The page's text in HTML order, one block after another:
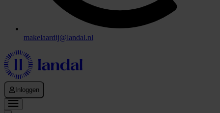
makelaardij@landal.nl
Inloggen